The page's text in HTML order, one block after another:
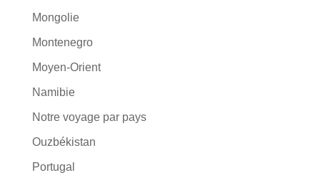
Mongolie
Montenegro
Moyen-Orient
Namibie
Notre voyage par pays
Ouzbékistan
Portugal